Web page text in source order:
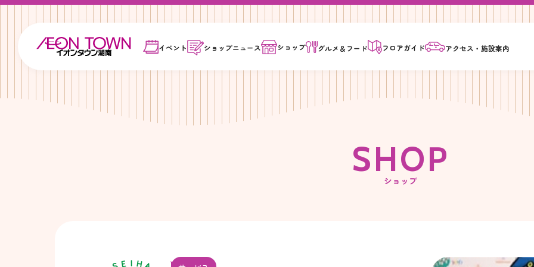
イベント ショップニュース ショップ グルメ＆ フード フロアガイド アクセス・施設案内
SHOP
ショップ